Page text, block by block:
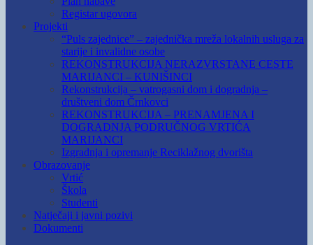
Registar ugovora
Projekti
“Puls zajednice” – zajednička mreža lokalnih usluga za
starije i invalidne osobe
REKONSTRUKCIJA NERAZVRSTANE CESTE
MARIJANCI – KUNIŠINCI
Rekonstrukcija – vatrogasni dom i dogradnja –
društveni dom Črnkovci
REKONSTRUKCIJA – PRENAMJENA I
DOGRADNJA PODRUČNOG VRTIĆA
MARIJANCI
Izgradnja i opremanje Reciklažnog dvorišta
Obrazovanje
Vrtić
Škola
Studenti
Natječaji i javni pozivi
Dokumenti